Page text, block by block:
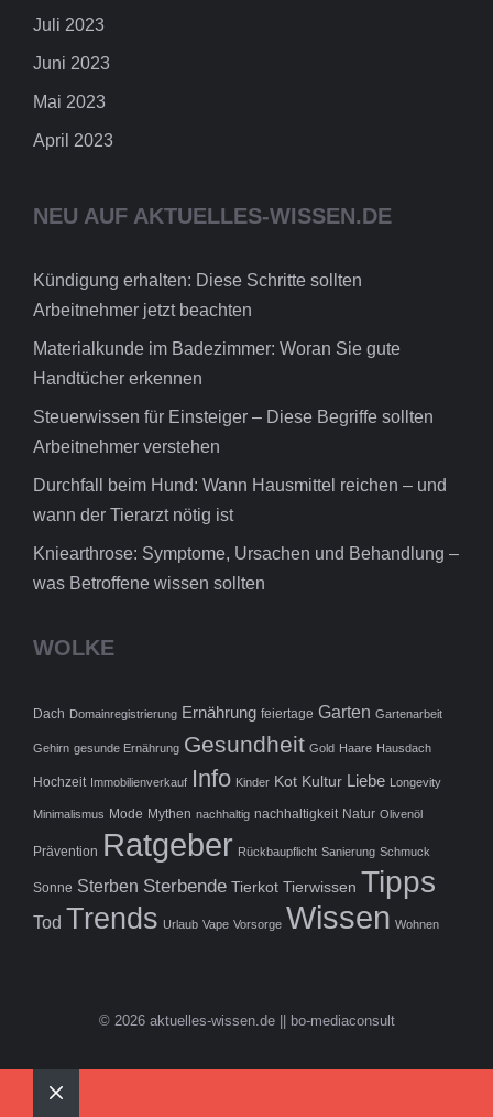
Juli 2023
Juni 2023
Mai 2023
April 2023
NEU AUF AKTUELLES-WISSEN.DE
Kündigung erhalten: Diese Schritte sollten
Arbeitnehmer jetzt beachten
Materialkunde im Badezimmer: Woran Sie gute
Handtücher erkennen
Steuerwissen für Einsteiger – Diese Begriffe sollten
Arbeitnehmer verstehen
Durchfall beim Hund: Wann Hausmittel reichen – und
wann der Tierarzt nötig ist
Kniearthrose: Symptome, Ursachen und Behandlung –
was Betroffene wissen sollten
WOLKE
Dach Domainregistrierung Ernährung feiertage Garten Gartenarbeit
Gehirn gesunde Ernährung Gesundheit Gold Haare Hausdach
Hochzeit Immobilienverkauf Info Kinder Kot Kultur Liebe Longevity
Minimalismus Mode Mythen nachhaltig nachhaltigkeit Natur Olivenöl
Prävention Ratgeber Rückbaupflicht Sanierung Schmuck
Sonne Sterben Sterbende Tierkot Tierwissen Tipps
Tod Trends Urlaub Vape Vorsorge Wissen Wohnen
© 2026 aktuelles-wissen.de || bo-mediaconsult